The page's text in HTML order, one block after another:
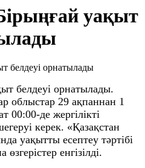
уақыт
белдеуі орнатылады.
облыстар 29 ақпаннан 1
00:00-де жергілікті
керек. «Қазақстан
уақытты есептеу тәртібі
енгізілді.